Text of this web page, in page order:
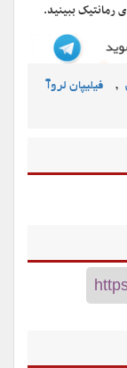
رمانتیک ببینید.
,
فیلیپان لروآ